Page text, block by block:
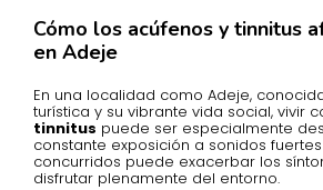
Cómo los acúfenos y tinnitus
en Adeje
En una localidad como Adeje,
turística y su vibrante vida social, vivir
tinnitus puede ser especialmente
constante exposición a sonidos
concurridos puede exacerbar los
disfrutar plenamente del entorno.